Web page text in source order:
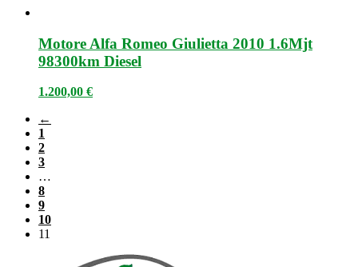
Motore Alfa Romeo Giulietta 2010 1.6Mjt
98300km Diesel
1.200,00 €
←
1
2
3
…
8
9
10
11